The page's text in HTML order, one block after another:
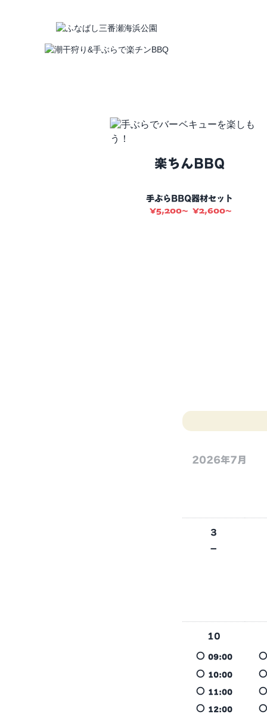
楽ちんBBQ
手ぶらBBQ
¥5,200〜
器材セット
¥2,600〜
3
－
10
○ 09:00
○ 10:00
○ 11:00
○ 12:00
○
○
○
○
2026年7月